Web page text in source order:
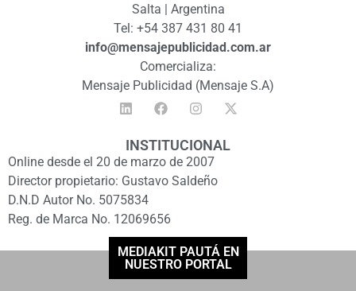
Salta | Argentina
Tel: +54 387 431 80 41
info@mensajepublicidad.com.ar
Comercializa:
Mensaje Publicidad (Mensaje S.A)
INSTITUCIONAL
Online desde el 20 de marzo de 2007
Director propietario: Gustavo Saldeño
D.N.D Autor No. 5075834
Reg. de Marca No. 12069656
MEDIAKIT PAUTÁ EN
NUESTRO PORTAL